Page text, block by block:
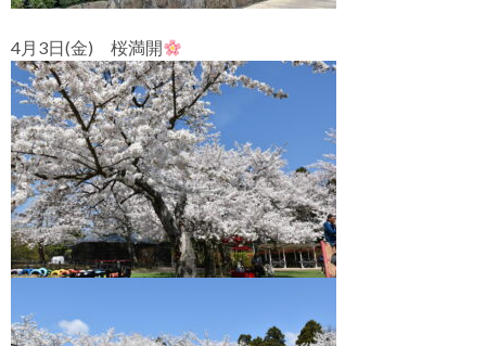
4月3日(金) 桜満開